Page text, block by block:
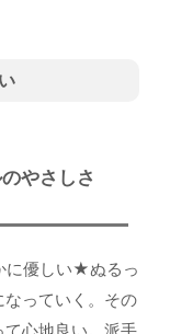
やさしさ
に優しい★ぬるっ
っていく。その